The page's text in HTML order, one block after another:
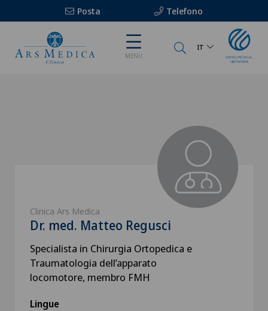
Posta Telefono
MENU
IT
Clinica Ars Medica
Dr. med. Matteo Regusci
Specialista in Chirurgia Ortopedica e
Traumatologia dell’apparato
locomotore, membro FMH
Lingue